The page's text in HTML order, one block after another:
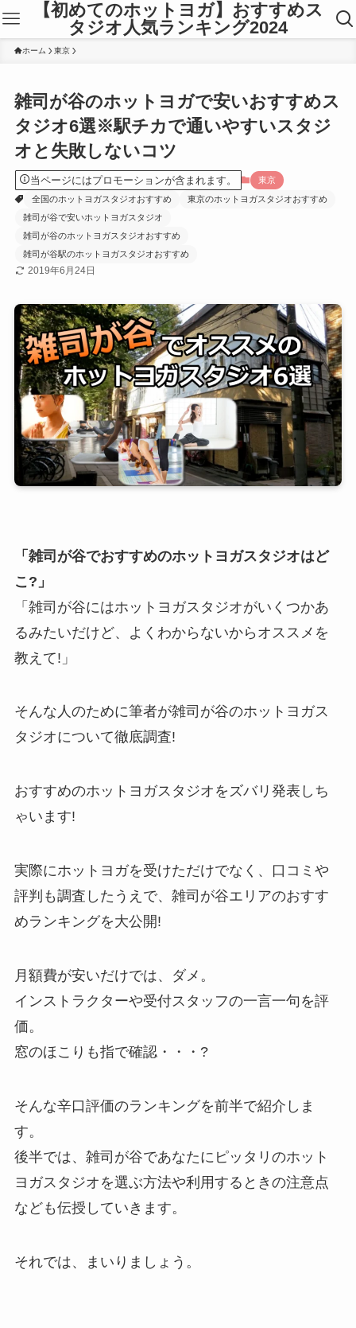
【初めてのホットヨガ】おすすめス
タジオ人気ランキング2024
ホーム 東京
雑司が谷のホットヨガで安いおすすめス
タジオ6選※駅チカで通いやすいスタジ
オと失敗しないコツ
当ページにはプロモーションが含まれます。
東京
全国のホットヨガスタジオおすすめ
東京のホットヨガスタジオおすすめ
雑司が谷で安いホットヨガスタジオ
雑司が谷のホットヨガスタジオおすすめ
雑司が谷駅のホットヨガスタジオおすすめ
2019年6月24日
「雑司が谷でおすすめのホットヨガスタジオはど
こ?」
「雑司が谷にはホットヨガスタジオがいくつかあ
るみたいだけど、よくわからないからオススメを
教えて!」
そんな人のために筆者が雑司が谷のホットヨガス
タジオについて徹底調査!
おすすめのホットヨガスタジオをズバリ発表しち
ゃいます!
実際にホットヨガを受けただけでなく、口コミや
評判も調査したうえで、雑司が谷エリアのおすす
めランキングを大公開!
月額費が安いだけでは、ダメ。
インストラクターや受付スタッフの一言一句を評
価。
窓のほこりも指で確認・・・?
そんな辛口評価のランキングを前半で紹介しま
す。
後半では、雑司が谷であなたにピッタリのホット
ヨガスタジオを選ぶ方法や利用するときの注意点
なども伝授していきます。
それでは、まいりましょう。